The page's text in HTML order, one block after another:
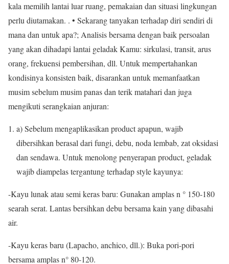
kala memilih lantai luar ruang, pemakaian dan situasi lingkungan
perlu diutamakan. . • Sekarang tanyakan terhadap diri sendiri di
mana dan untuk apa?; Analisis bersama dengan baik persoalan
yang akan dihadapi lantai geladak Kamu: sirkulasi, transit, arus
orang, frekuensi pembersihan, dll. Untuk mempertahankan
kondisinya konsisten baik, disarankan untuk memanfaatkan
musim sebelum musim panas dan terik matahari dan juga
mengikuti serangkaian anjuran:
a) Sebelum mengaplikasikan product apapun, wajib
dibersihkan berasal dari fungi, debu, noda lembab, zat oksidasi
dan sendawa. Untuk menolong penyerapan product, geladak
wajib diampelas tergantung terhadap style kayunya:
-Kayu lunak atau semi keras baru: Gunakan amplas n ° 150-180
searah serat. Lantas bersihkan debu bersama kain yang dibasahi
air.
-Kayu keras baru (Lapacho, anchico, dll.): Buka pori-pori
bersama amplas n° 80-120.